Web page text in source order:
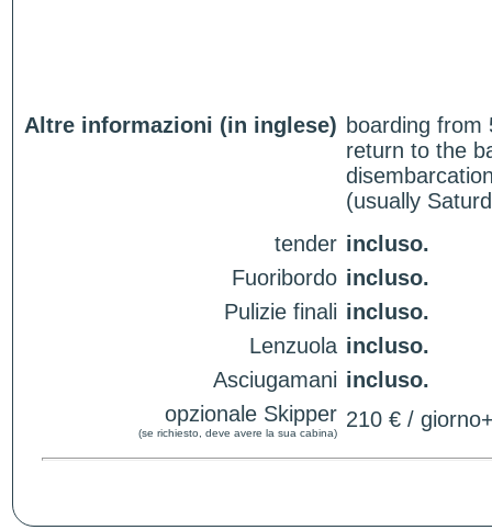
Altre informazioni (in inglese) boarding from
return to the
(usually
tender incluso.
Fuoribordo incluso.
Pulizie finali incluso.
Lenzuola incluso.
Asciugamani incluso.
opzionale Skipper
(se richiesto, deve avere la sua cabina)
210 € /